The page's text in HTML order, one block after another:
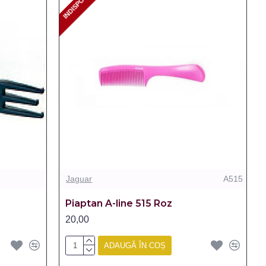
Jaguar A515
Piaptan A-line 515 Roz
20,00
ADAUGĂ ÎN COȘ